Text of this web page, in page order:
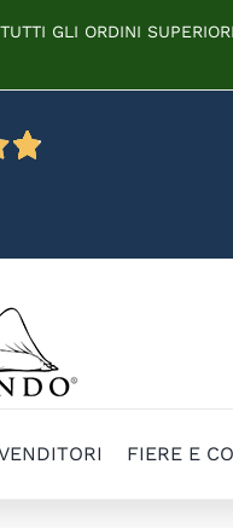
GLI ORDINI
FIERE E